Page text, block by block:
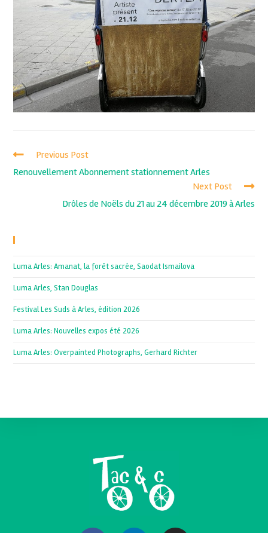
Previous Post
Renouvellement Abonnement stationnement Arles
Next Post
Drôles de Noëls du 21 au 24 décembre 2019 à Arles
Luma Arles: Amanat, la forêt sacrée, Saodat Ismailova
Luma Arles, Stan Douglas
Festival Les Suds à Arles, édition 2026
Luma Arles: Nouvelles expos été 2026
Luma Arles: Overpainted Photographs, Gerhard Richter